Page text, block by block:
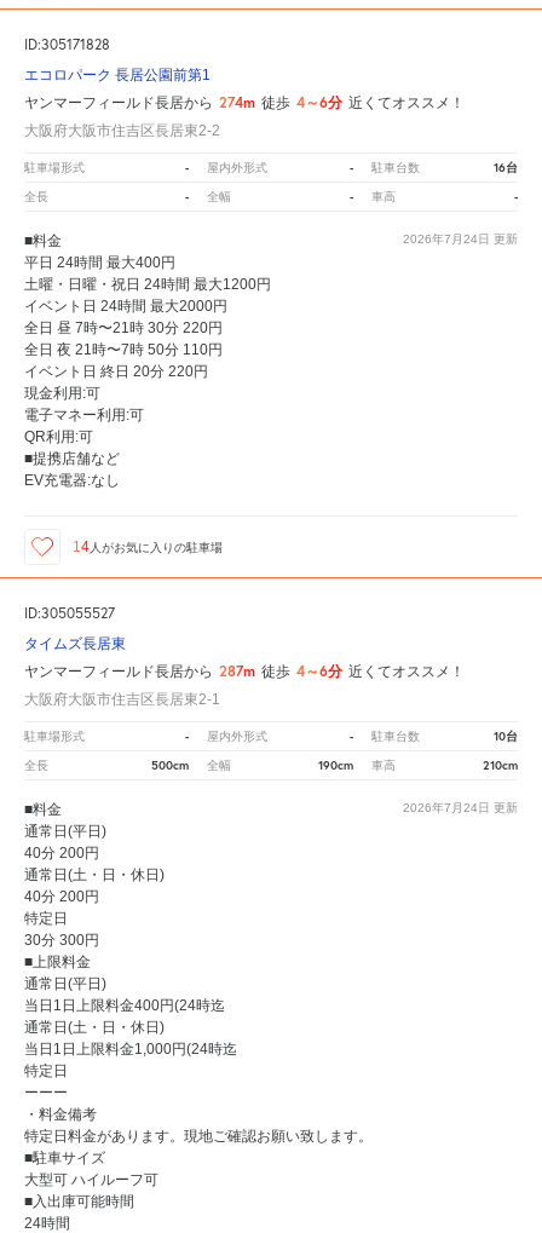
ID:305171828
エコロパーク 長居公園前第1
ヤンマーフィールド長居から 274m 徒歩 4～6分 近くてオススメ！
大阪府大阪市住吉区長居東2-2
駐車場形式 - 屋内外形式 - 駐車台数 16台
全長 - 全幅 - 車高 -
2026年7月24日 更新
■料金
平日 24時間 最大400円
土曜・日曜・祝日 24時間 最大1200円
イベント日 24時間 最大2000円
全日 昼 7時〜21時 30分 220円
全日 夜 21時〜7時 50分 110円
イベント日 終日 20分 220円
現金利用:可
電子マネー利用:可
QR利用:可
■提携店舗など
EV充電器:なし
14 人がお気に入りの駐車場
ID:305055527
タイムズ長居東
ヤンマーフィールド長居から 287m 徒歩 4～6分 近くてオススメ！
大阪府大阪市住吉区長居東2-1
駐車場形式 - 屋内外形式 - 駐車台数 10台
全長 500cm 全幅 190cm 車高 210cm
2026年7月24日 更新
■料金
通常日(平日)
40分 200円
通常日(土・日・休日)
40分 200円
特定日
30分 300円
■上限料金
通常日(平日)
当日1日上限料金400円(24時迄
通常日(土・日・休日)
当日1日上限料金1,000円(24時迄
特定日
ーーー
・料金備考
特定日料金があります。現地ご確認お願い致します。
■駐車サイズ
大型可 ハイルーフ可
■入出庫可能時間
24時間